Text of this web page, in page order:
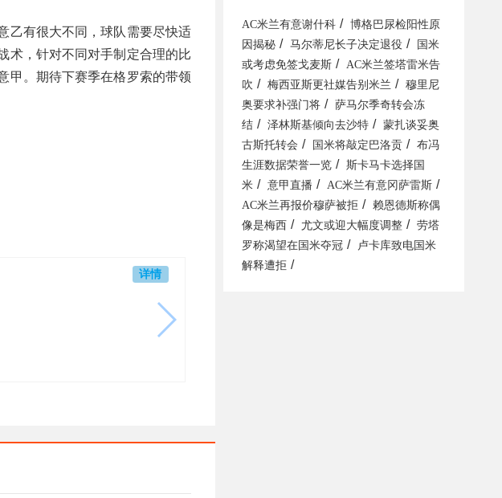
乙有很大不同，球队需要尽快适
术，针对不同对手制定合理的比
甲。期待下赛季在格罗索的带领
详情
AC米兰有意谢什科 /
博格巴尿检阳性原
因揭秘 / 马尔蒂尼长子决定退役 /
国米
或考虑免签戈麦斯 /
AC米兰签塔雷米告
吹 / 梅西亚斯更社媒告别米兰 /
穆里尼
奥要求补强门将 /
萨马尔季奇转会冻
结 / 泽林斯基倾向去沙特 /
蒙扎谈妥奥
古斯托转会 / 国米将敲定巴洛贡 /
布冯
生涯数据荣誉一览 /
斯卡马卡选择国
米 / 意甲直播 / AC米兰有意冈萨雷斯 /
AC米兰再报价穆萨被拒 /
赖恩德斯称偶
像是梅西 / 尤文或迎大幅度调整 /
劳塔
罗称渴望在国米夺冠 /
卢卡库致电国米
解释遭拒 /